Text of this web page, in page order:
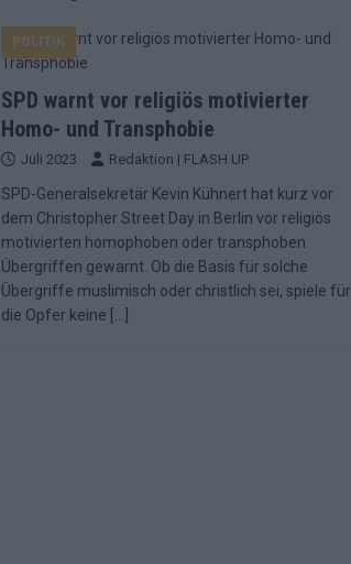
[ Mai 2026 ] ESC-Finale morgen:
[ Mai 2026 ] „Douze Points“ – wie eine
EUROVISION
[ Mai 2026 ] Das ESC-Finale ist komplett
[ Mai 2026 ] JJ hat den Abend gerettet –
KOMMENTAR
[ Mai 2026 ]
POLITIK
SPD warnt vor religiös motivierter
Homo- und Transphobie
Juli 2023 Redaktion | FLASH UP
SPD-Generalsekretär Kevin Kühnert hat kurz vor
dem Christopher Street Day in Berlin vor religiös
motivierten homophoben oder transphoben
Übergriffen gewarnt. Ob die Basis für solche
Übergriffe muslimisch oder christlich sei, spiele für
die Opfer keine